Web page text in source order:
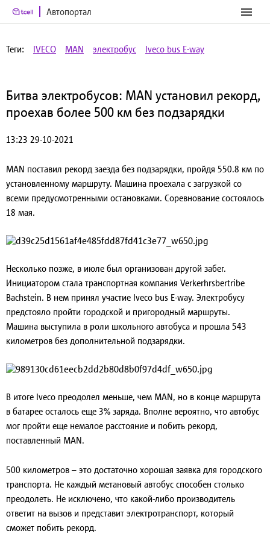
Автопортал
Теги: IVECO MAN электробус Iveco bus E-way
Битва электробусов: MAN установил рекорд,
проехав более 500 км без подзарядки
13:23 29-10-2021
MAN поставил рекорд заезда без подзарядки, пройдя 550.8 км по
установленному маршруту. Машина проехала с загрузкой со
всеми предусмотренными остановками. Соревнование состоялось
18 мая.
Несколько позже, в июле был организован другой забег.
Инициатором стала транспортная компания Verkerhrsbertribe
Bachstein. В нем принял участие Iveco bus E-way. Электробусу
предстояло пройти городской и пригородный маршруты.
Машина выступила в роли школьного автобуса и прошла 543
километров без дополнительной подзарядки.
В итоге Iveco преодолел меньше, чем MAN, но в конце маршрута
в батарее осталось еще 3% заряда. Вполне вероятно, что автобус
мог пройти еще немалое расстояние и побить рекорд,
поставленный MAN.
500 километров – это достаточно хорошая заявка для городского
транспорта. Не каждый метановый автобус способен столько
преодолеть. Не исключено, что какой-либо производитель
ответит на вызов и представит электротранспорт, который
сможет побить рекорд.